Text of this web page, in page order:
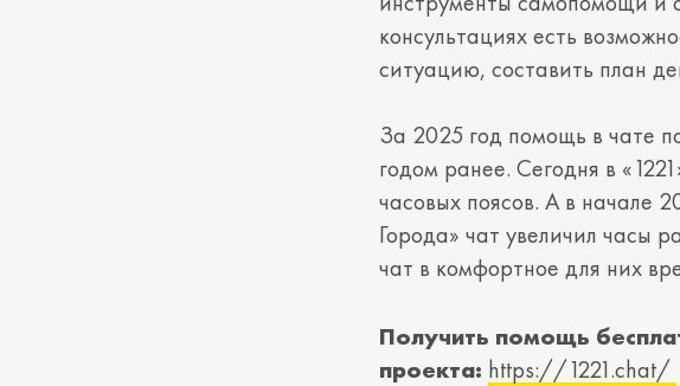
консультациях есть
ситуацию, составить план
За 2025 год помощь в чате
годом ранее. Сегодня в
часовых поясов. А в начале
Города» чат увеличил часы
чат в комфортное для них
Получить помощь
проекта: https://1221.chat/